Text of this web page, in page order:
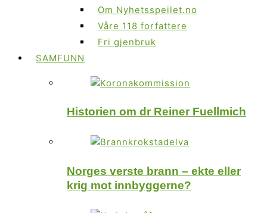
Om Nyhetsspeilet.no
Våre 118 forfattere
Fri gjenbruk
SAMFUNN
Historien om dr Reiner Fuellmich
Norges verste brann – ekte eller
krig mot innbyggerne?